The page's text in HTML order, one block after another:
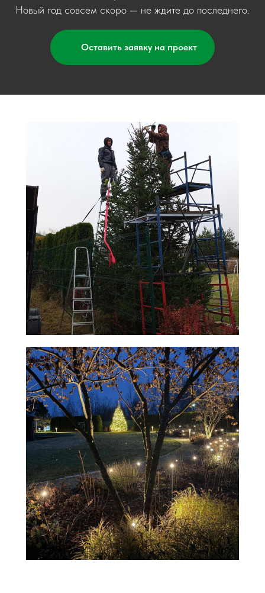
Новый год совсем скоро — не ждите до последнего.
Оставить заявку на проект